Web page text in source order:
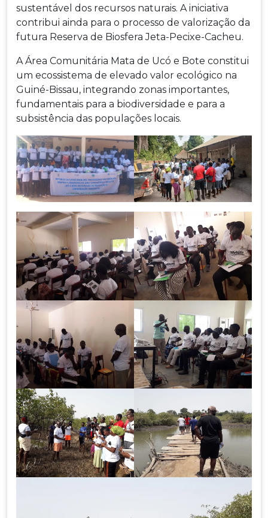
sustentável dos recursos naturais. A iniciativa
contribui ainda para o processo de valorização da
futura Reserva de Biosfera Jeta-Pecixe-Cacheu.
A Área Comunitária Mata de Ucó e Bote constitui
um ecossistema de elevado valor ecológico na
Guiné-Bissau, integrando zonas importantes,
fundamentais para a biodiversidade e para a
subsistência das populações locais.